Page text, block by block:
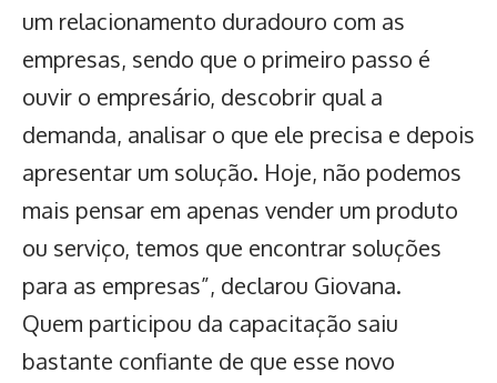
um relacionamento duradouro com as
empresas, sendo que o primeiro passo é
ouvir o empresário, descobrir qual a
demanda, analisar o que ele precisa e depois
apresentar um solução. Hoje, não podemos
mais pensar em apenas vender um produto
ou serviço, temos que encontrar soluções
para as empresas”, declarou Giovana.
Quem participou da capacitação saiu
bastante confiante de que esse novo